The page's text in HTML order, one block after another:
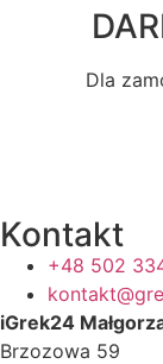
Dla
Kontakt
+48 502
iGrek24
Brzozowa 59